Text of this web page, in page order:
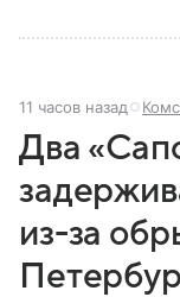
11 часов назад
Два
из-за